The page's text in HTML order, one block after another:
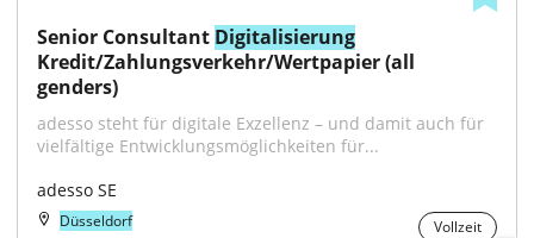
Senior Consultant Digitalisierung
Kredit/Zahlungsverkehr/Wertpapier (all
genders)
adesso steht für digitale Exzellenz – und damit auch für
vielfältige Entwicklungsmöglichkeiten für...
adesso SE
Düsseldorf Vollzeit